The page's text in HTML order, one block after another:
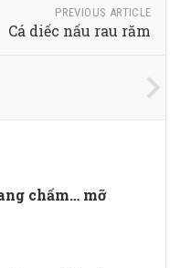
PREVIOUS ARTICLE
Cá diếc nấu rau răm
chấm… mỡ